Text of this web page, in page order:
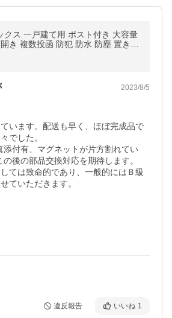
クス 一戸建て用 ポスト付き 大容量
き 複数投函 防犯 防水 防塵 置き型
体型 北欧 配達ボックス 郵便ポスト
2023/8/5
います。配送も早く、ほぼ完成品で
でした。
添付有、マグネットが片方割れてい
後の部品交換対応を期待します。
ては致命的であり、一般的にはＢ級
ていただきます。
違反報告 いいね 1